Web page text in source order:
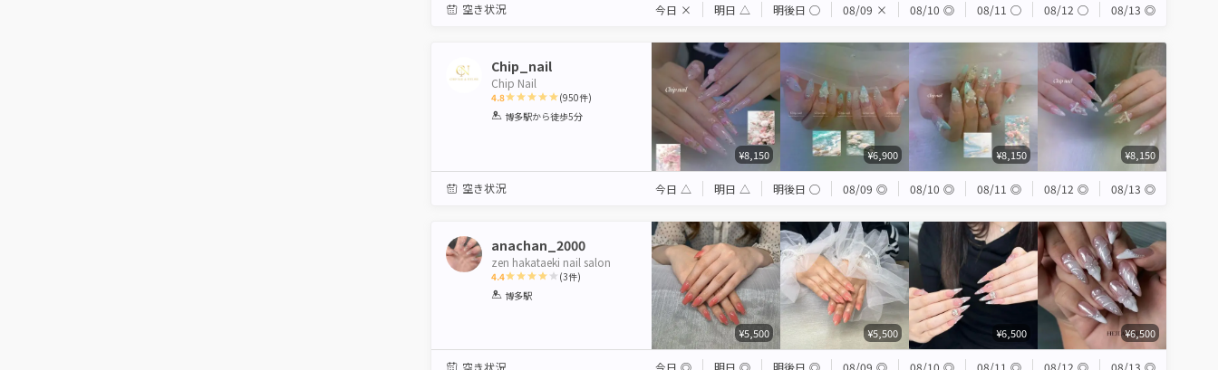
空き状況 今日 × 明日 △ 明後日 ◯ 08/09 × 08/10 ◎ 08/11 ◯ 08/12 ◯ 08/13 ◎
Chip_nail
Chip Nail
4.8
1 2 3 4 5
(950件)
博多駅から徒歩5分
¥8,150 ¥6,900 ¥8,150 ¥8,150
空き状況 今日 △ 明日 △ 明後日 ◯ 08/09 ◎ 08/10 ◎ 08/11 ◎ 08/12 ◎ 08/13 ◎
anachan_2000
zen hakataeki nail salon
4.4
1 2 3
(3件)
博多駅
¥5,500 ¥5,500 ¥6,500 ¥6,500
空き状況